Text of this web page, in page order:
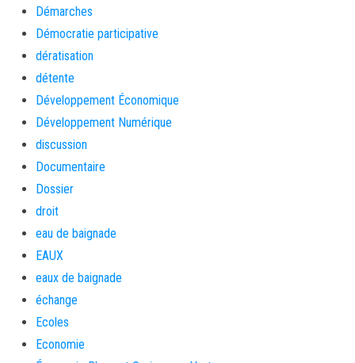
Démarches
Démocratie participative
dératisation
détente
Développement Économique
Développement Numérique
discussion
Documentaire
Dossier
droit
eau de baignade
EAUX
eaux de baignade
échange
Ecoles
Economie